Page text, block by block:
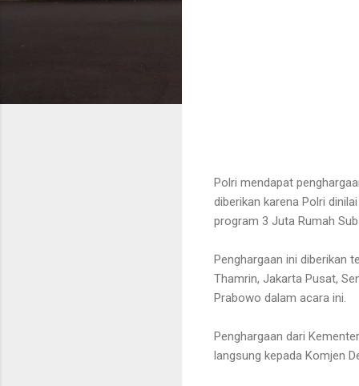
Polri mendapat
diberikan karena Polri
program 3 Juta Rumah
Penghargaan ini diberikan
Thamrin, Jakarta Pusat,
Prabowo dalam acara ini.
Penghargaan dari
langsung kepada Komjen